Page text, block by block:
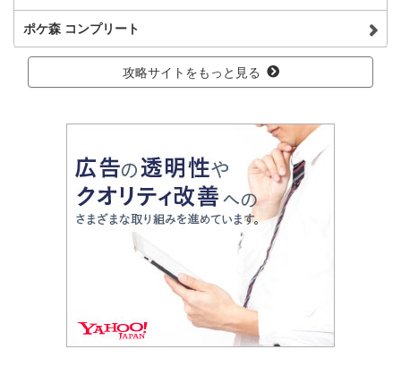
ポケ森 コンプリート
攻略サイトをもっと見る